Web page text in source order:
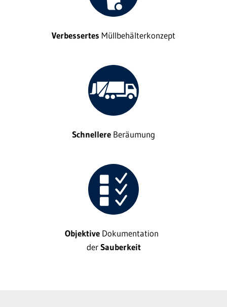
Verbessertes Müllbehälterkonzept
Schnellere Beräumung
Objektive Dokumentation
derSauberkeit